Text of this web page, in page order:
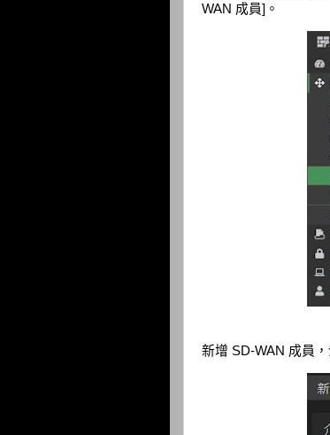
WAN 成員]。
新增 SD-WAN 成員